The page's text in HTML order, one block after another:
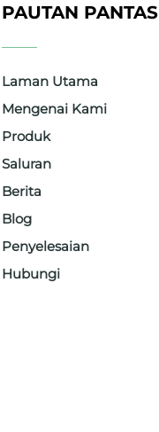
PAUTAN PANTAS
Laman Utama
Mengenai Kami
Produk
Saluran
Berita
Blog
Penyelesaian
Hubungi